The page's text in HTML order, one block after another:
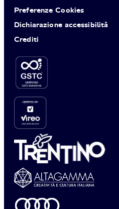
Preferenze Cookies
Dichiarazione accessibilità
Crediti